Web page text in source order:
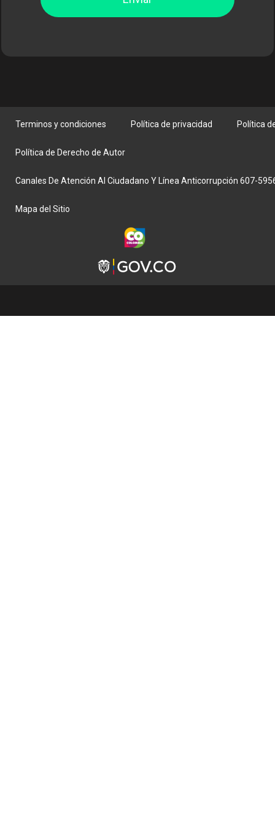
Terminos y condiciones Política de privacidad Política
Política de Derecho de Autor
Canales De Atención Al Ciudadano Y Línea Anticorrupción 607-
Mapa del Sitio